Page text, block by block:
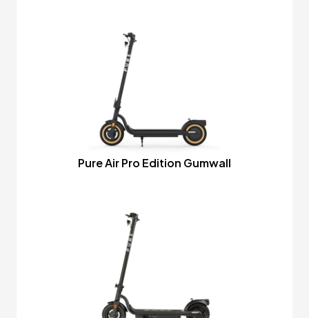
Pure Air Pro Edition Gumwall